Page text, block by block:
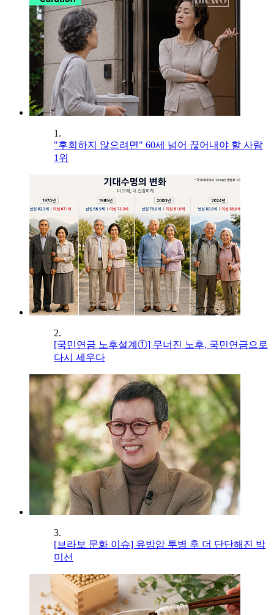
1.
"후회하지 않으려면" 60세 넘어 끊어내야 할 사람
1위
2.
[국민연금 노후설계①] 무너진 노후, 국민연금으로
다시 세우다
3.
[브라보 문화 이슈] 유방암 투병 후 더 단단해진 박
미선